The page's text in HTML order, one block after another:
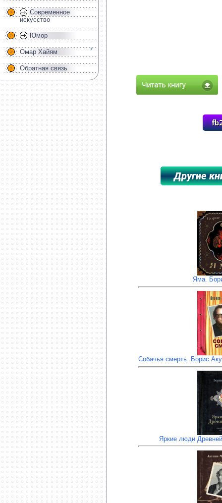
Современное
искусство
Юмор
Омар Хайям
Обратная связь
Яма.
Собачья смерть. Борис
Яркие люди